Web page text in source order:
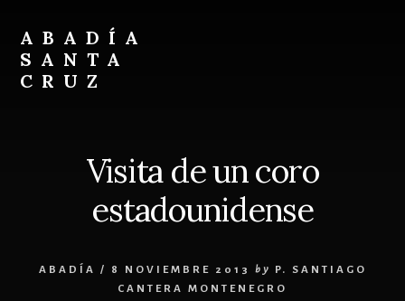
content
footer
ABADÍA
SANTA
CRUZ
Visita de un coro
estadounidense
ABADÍA / 8 NOVIEMBRE 2013 by
P. SANTIAGO
CANTERA MONTENEGRO